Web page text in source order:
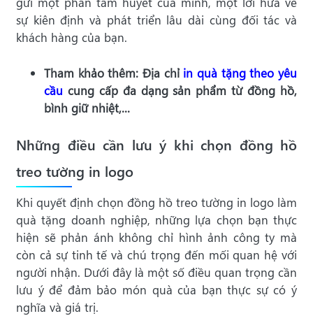
sự kiên định và phát triển lâu dài cùng đối tác và
khách hàng của bạn.
Tham khảo thêm: Địa chỉ in quà tặng theo yêu
cầu cung cấp đa dạng sản phẩm từ đồng hồ,
bình giữ nhiệt,...
Những điều cần lưu ý khi chọn đồng hồ
treo tường in logo
Khi quyết định chọn đồng hồ treo tường in logo làm
quà tặng doanh nghiệp, những lựa chọn bạn thực
hiện sẽ phản ánh không chỉ hình ảnh công ty mà
còn cả sự tinh tế và chú trọng đến mối quan hệ với
người nhận. Dưới đây là một số điều quan trọng cần
lưu ý để đảm bảo món quà của bạn thực sự có ý
nghĩa và giá trị.